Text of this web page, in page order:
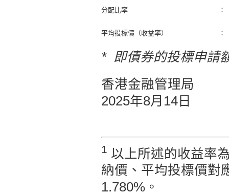
分配比率 ：
平均投標價（收益率） ：
* 即債券的投標申請
香港金融管理局
2025年8月14日
1 以上所述的收益率
納價、平均投標價對
1.780%。